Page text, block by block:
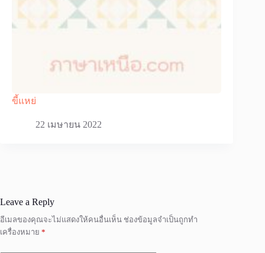
ขี้แหย่
22 เมษายน 2022
Leave a Reply
อีเมลของคุณจะไม่แสดงให้คนอื่นเห็น ช่องข้อมูลจำเป็นถูกทำ
เครื่องหมาย *